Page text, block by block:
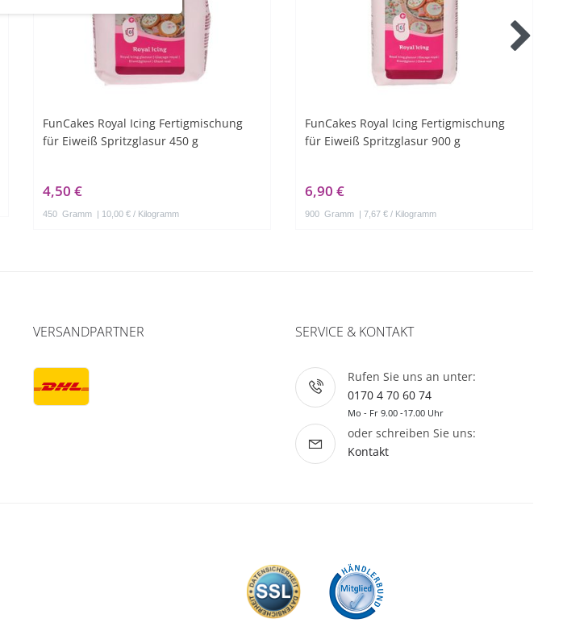
FunCakes Royal Icing Fertigmischung
für Eiweiß Spritzglasur 450 g
4,50 €
450 Gramm | 10,00 € / Kilogramm
FunCakes Royal Icing Fertigmischung
für Eiweiß Spritzglasur 900 g
6,90 €
900 Gramm | 7,67 € / Kilogramm
VERSANDPARTNER SERVICE & KONTAKT
Rufen Sie uns an unter:
0170 4 70 60 74
Mo - Fr 9.00 -17.00 Uhr
oder schreiben Sie uns:
Kontakt